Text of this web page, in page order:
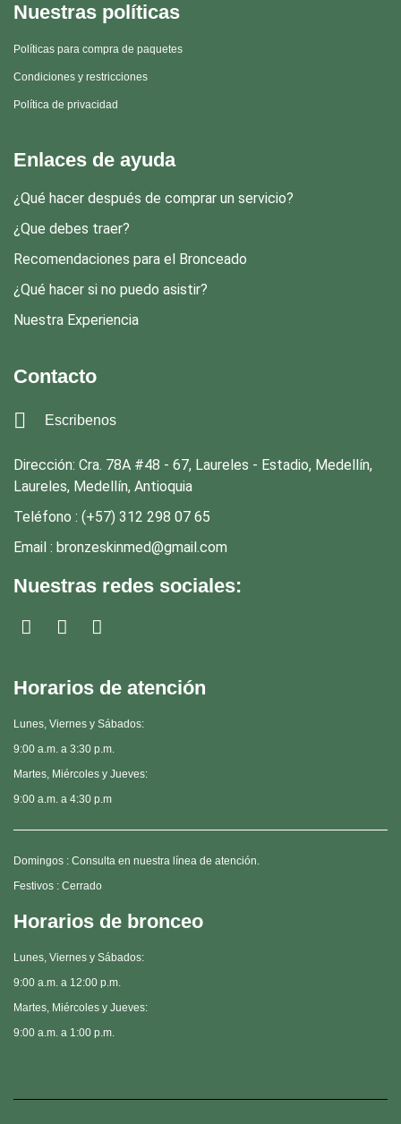
Nuestras políticas
Políticas para compra de paquetes
Condiciones y restricciones
Política de privacidad
Enlaces de ayuda
¿Qué hacer después de comprar un servicio?
¿Que debes traer?
Recomendaciones para el Bronceado
¿Qué hacer si no puedo asistir?
Nuestra Experiencia
Contacto
Escribenos
Dirección: Cra. 78A #48 - 67, Laureles - Estadio, Medellín,
Laureles, Medellín, Antioquia
Teléfono : (+57) 312 298 07 65
Email : bronzeskinmed@gmail.com
Nuestras redes sociales:
Horarios de atención
Lunes, Viernes y Sábados:
9:00 a.m. a 3:30 p.m.
Martes, Miércoles y Jueves:
9:00 a.m. a 4:30 p.m
Domingos : Consulta en nuestra línea de atención.
Festivos : Cerrado
Horarios de bronceo
Lunes, Viernes y Sábados:
9:00 a.m. a 12:00 p.m.
Martes, Miércoles y Jueves:
9:00 a.m. a 1:00 p.m.